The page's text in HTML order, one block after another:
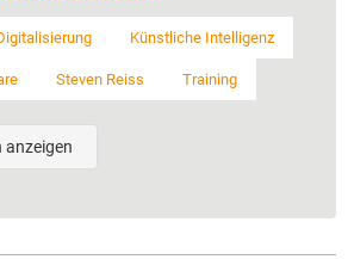
Künstliche Intelligenz
Steven Reiss Training
anzeigen